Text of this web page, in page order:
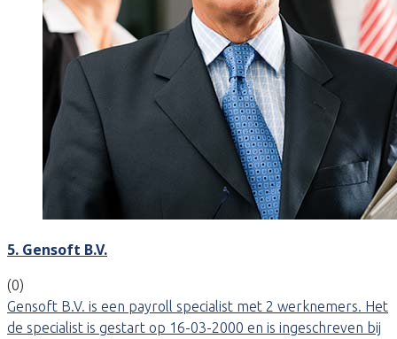
5. Gensoft B.V.
(0)
Gensoft B.V. is een payroll specialist met 2 werknemers. Het
de specialist is gestart op 16-03-2000 en is ingeschreven bij